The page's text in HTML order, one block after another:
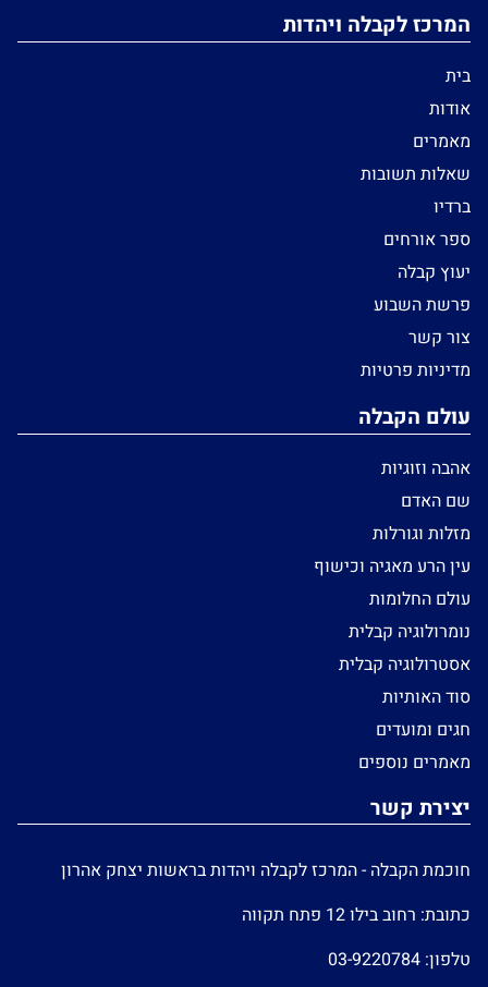
המרכז לקבלה ויהדות
בית
אודות
מאמרים
שאלות תשובות
ברדיו
ספר אורחים
יעוץ קבלה
פרשת השבוע
צור קשר
מדיניות פרטיות
עולם הקבלה
אהבה וזוגיות
שם האדם
מזלות וגורלות
עין הרע מאגיה וכישוף
עולם החלומות
נומרולוגיה קבלית
אסטרולוגיה קבלית
סוד האותיות
חגים ומועדים
מאמרים נוספים
יצירת קשר
חוכמת הקבלה - המרכז לקבלה ויהדות בראשות יצחק אהרון
כתובת: רחוב בילו 12 פתח תקווה
טלפון: 03-9220784